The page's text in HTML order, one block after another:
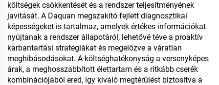
költségek csökkentését és a rendszer teljesítményének
javítását. A Daquan megszakító fejlett diagnosztikai
képességeket is tartalmaz, amelyek értékes információkat
nyújtanak a rendszer állapotáról, lehetővé téve a proaktív
karbantartási stratégiákat és megelőzve a váratlan
meghibásodásokat. A költséghatékonyság a versenyképes
árak, a meghosszabbított élettartam és a ritkább cserék
kombinációjából ered, így kiváló megtérülést biztosítva a